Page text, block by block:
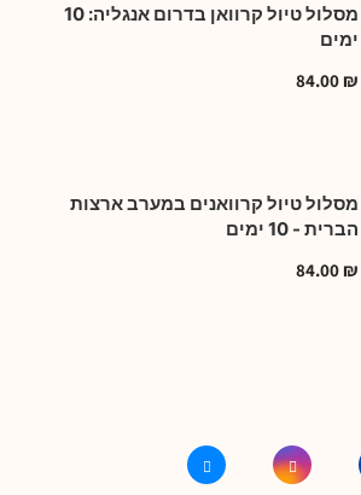
מסלול טיול קרוואן בדרום אנגליה: 10
ימים
84.00 ₪
מסלול טיול קרוואנים במערב ארצות
הברית - 10 ימים
84.00 ₪